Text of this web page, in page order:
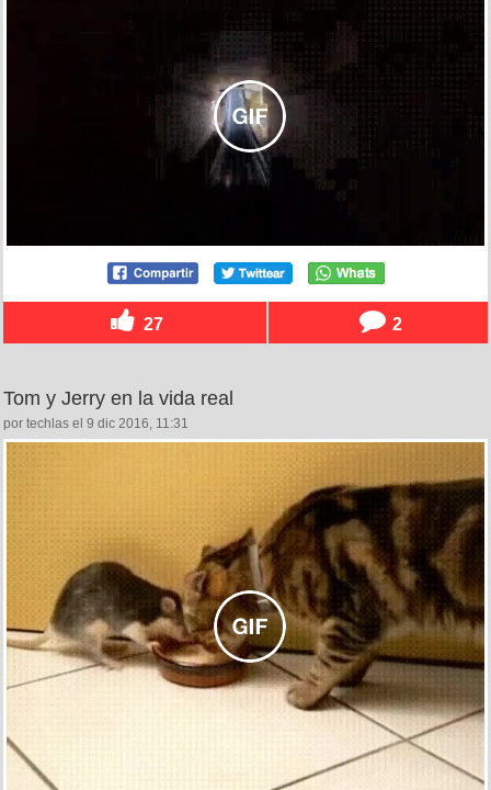
27 2
Tom y Jerry en la vida real
por techlas el 9 dic 2016, 11:31